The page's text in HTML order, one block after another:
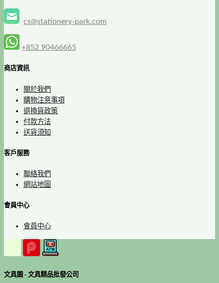
cs@stationery-park.com
+852 90466665
商店資訊
關於我們
購物注意事項
退換貨政策
付款方法
送貨須知
客戶服務
聯絡我們
網站地圖
會員中心
會員中心
文具園 - 文具精品批發公司